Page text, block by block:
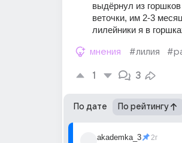
выдёрнул из
веточки, им 2-3
лилейники я в
мнения #лилия
1 3
По дате По рейтингу
akademka_3 2г